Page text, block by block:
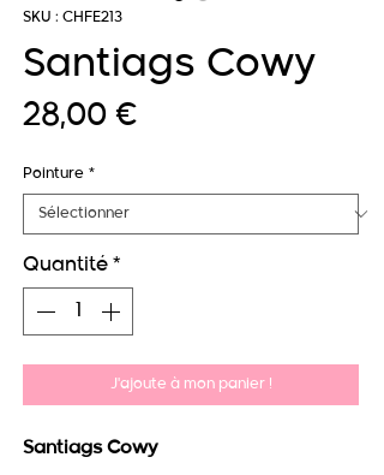
SKU : CHFE213
Santiags Cowy
28,00 €Prix
Pointure *
Quantité *
J'ajoute à mon panier !
Santiags Cowy